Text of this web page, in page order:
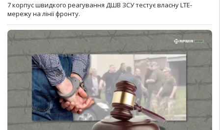
7 корпус швидкого реагування ДШВ ЗСУ тестує власну LTE-
мережу на лінії фронту.